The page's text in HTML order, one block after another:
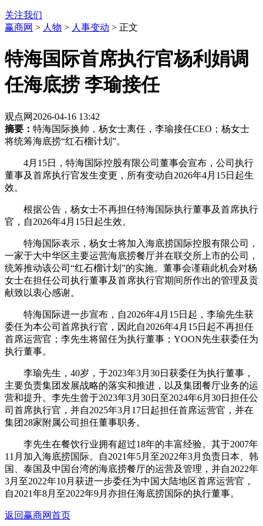
关注我们
赢商网 > 人物 > 人事变动 > 正文
特海国际首席执行官杨利娟调
任海底捞 李瑜接任
观点网 2026-04-16 13:42
摘要： 特海国际换帅，杨女士离任，李瑜接任CEO；杨女士
将统筹海底捞“红石榴计划”。
4月15日，特海国际控股有限公司董事会宣布，公司执行
董事及首席执行官发生变更，所有变动自2026年4月15日起生
效。
根据公告，杨女士不再担任特海国际执行董事及首席执行
官，自2026年4月15日起生效。
特海国际表示，杨女士将加入海底捞国际控股有限公司，
一家于大中华区主要运营海底捞餐厅并在联交所上市的公司，
统筹推动该公司“红石榴计划”的实施。董事会谨藉此机会对杨
女士在担任公司执行董事及首席执行官期间所作出的管理及贡
献致以衷心感谢。
特海国际进一步宣布，自2026年4月15日起，李瑜先生获
委任为本公司首席执行官，因此自2026年4月15日起不再担任
首席运营官；李先生将留任为执行董事；YOON先生获委任为
执行董事。
李瑜先生，40岁，于2023年3月30日获委任为执行董事，
主要负责集团发展战略的落实和推进，以及集团餐厅业务的运
营和提升。李先生曾于2023年3月30日至2024年6月30日担任公
司首席执行官，并自2025年3月17日起担任首席运营官，并在
集团28家附属公司担任董事职务。
李先生在餐饮行业拥有超过18年的丰富经验。其于2007年
11月加入海底捞国际。自2021年5月至2022年3月负责日本、韩
国、泰国及中国台湾的海底捞餐厅的运营及管理，并自2022年
3月至2022年10月获进一步委任为中国大陆地区首席运营官，
自2021年8月至2022年9月亦担任海底捞国际的执行董事。
返回赢商网首页